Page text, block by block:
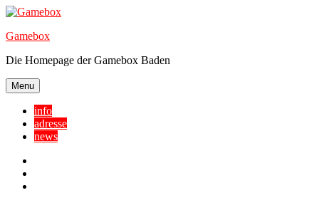
Skip
content
Gamebox
Die Homepage der Gamebox Baden
Menu
info
adresse
news